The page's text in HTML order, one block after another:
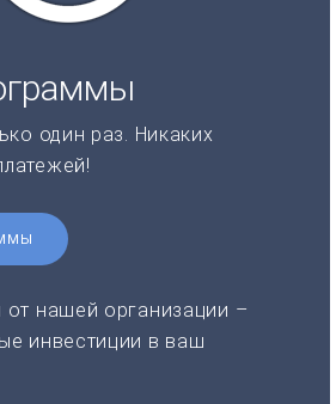
один раз. Никаких
от нашей организации –
инвестиции в ваш